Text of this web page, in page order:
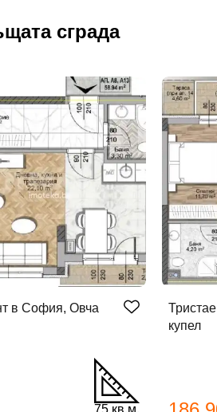
сграда
в София, Овча
купел